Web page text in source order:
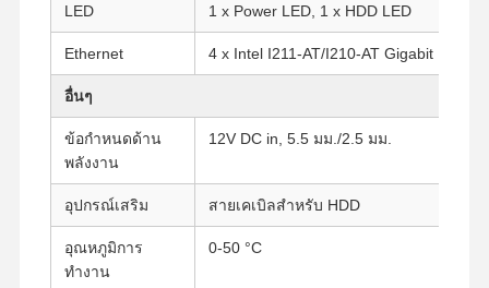
ควบคุม
คุณภาพ
ติดต่อเรา
พูดคุยกันตอน
นี้
Firewall มินิพีซี
มินิพีซีอุตสาหกรรม
คอมพิวเตอร์ตั้งแร็ค 1U
มินิพีซี POE
LED 1 x Power LED, 1 x HDD LED
Ethernet 4 x Intel I211-AT/I210-AT Gigabit LAN
อื่นๆ
ข้อกำหนดด้าน
พลังงาน
12V DC in, 5.5 มม./2.5 มม.
อุปกรณ์เสริม สายเคเบิลสำหรับ HDD
อุณหภูมิการ
ทำงาน
0-50 °C